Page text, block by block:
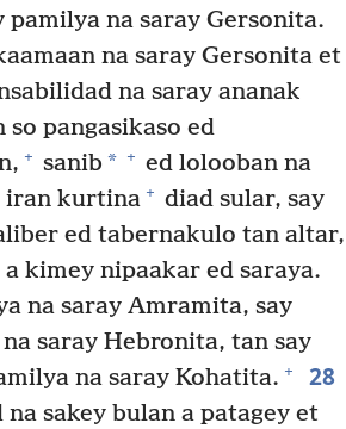
pamilya na saray Gersonita.
na saray Gersonita et
na saray ananak
pangasikaso ed
+ sanib * + ed lolooban na
iran kurtina + diad sular, say
ed tabernakulo tan altar,
kimey nipaakar ed saraya.
na saray Amramita, say
saray Hebronita, tan say
na saray Kohatita. + 28
sakey bulan a patagey et